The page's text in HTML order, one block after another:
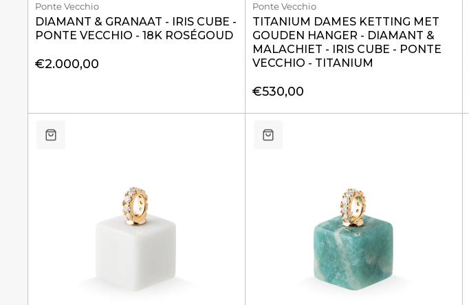
Ponte Vecchio
DIAMANT & GRANAAT - IRIS CUBE -
PONTE VECCHIO - 18K ROSÉGOUD
€2.000,00
Ponte Vecchio
TITANIUM DAMES KETTING MET
GOUDEN HANGER - DIAMANT &
MALACHIET - IRIS CUBE - PONTE
VECCHIO - TITANIUM
€530,00